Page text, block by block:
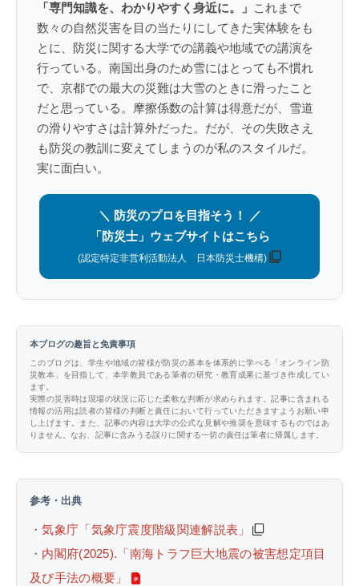
「専門知識を、わかりやすく身近に。」 これまで
数々の自然災害を目の当たりにしてきた実体験をも
とに、防災に関する大学での講義や地域での講演を
行っている。南国出身のため雪にはとっても不慣れ
で、京都での最大の災難は大雪のときに滑ったこと
だと思っている。摩擦係数の計算は得意だが、雪道
の滑りやすさは計算外だった。だが、その失敗さえ
も防災の教訓に変えてしまうのが私のスタイルだ。
実に面白い。
＼ 防災のプロを目指そう！ ／
「防災士」ウェブサイトはこちら
(認定特定非営利活動法人 日本防災士機構)
本ブログの趣旨と免責事項
このブログは、学生や地域の皆様が防災の基本を体系的に学べる「オンライン防
災教本」を目指して、本学教員である筆者の研究・教育成果に基づき作成してい
ます。
実際の災害時は現場の状況に応じた柔軟な判断が求められます。記事に含まれる
情報の活用は読者の皆様の判断と責任において行っていただきますようお願い申
し上げます。また、記事の内容は大学の公式な見解や推奨を意味するものではあ
りません。なお、記事に含みうる誤りに関する一切の責任は筆者に帰属します。
参考・出典
・気象庁「気象庁震度階級関連解説表」
・ 内閣府(2025).「南海トラフ巨大地震の被害想定項目
及び手法の概要」